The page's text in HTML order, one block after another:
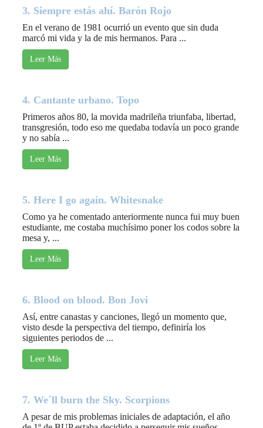
3. Siempre estás ahí. Barón Rojo
En el verano de 1981 ocurrió un evento que sin duda
marcó mi vida y la de mis hermanos. Para ...
Leer Más
4. Cantante urbano. Topo
Primeros años 80, la movida madrileña triunfaba, libertad,
transgresión, todo eso me quedaba todavía un poco grande
y no sabía ...
Leer Más
5. Here I go again. Whitesnake
Como ya he comentado anteriormente nunca fui muy buen
estudiante, me costaba muchísimo poner los codos sobre la
mesa y, ...
Leer Más
6. Blood on blood. Bon Jovi
Así, entre canastas y canciones, llegó un momento que,
visto desde la perspectiva del tiempo, definiría los
siguientes periodos de ...
Leer Más
7. We´ll burn the Sky. Scorpions
A pesar de mis problemas iniciales de adaptación, el año